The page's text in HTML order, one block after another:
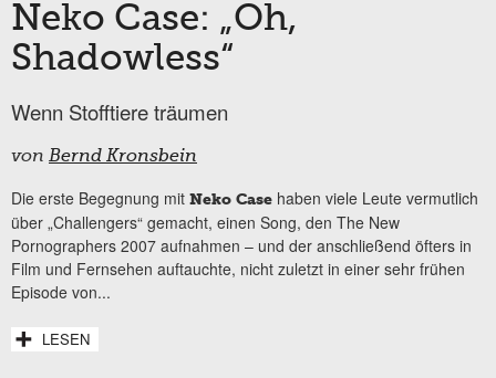
Neko Case: „Oh,
Shadowless“
Wenn Stofftiere träumen
von Bernd Kronsbein
Die erste Begegnung mit Neko Case haben viele Leute vermutlich
über „Challengers“ gemacht, einen Song, den The New
Pornographers 2007 aufnahmen – und der anschließend öfters in
Film und Fernsehen auftauchte, nicht zuletzt in einer sehr frühen
Episode von...
LESEN